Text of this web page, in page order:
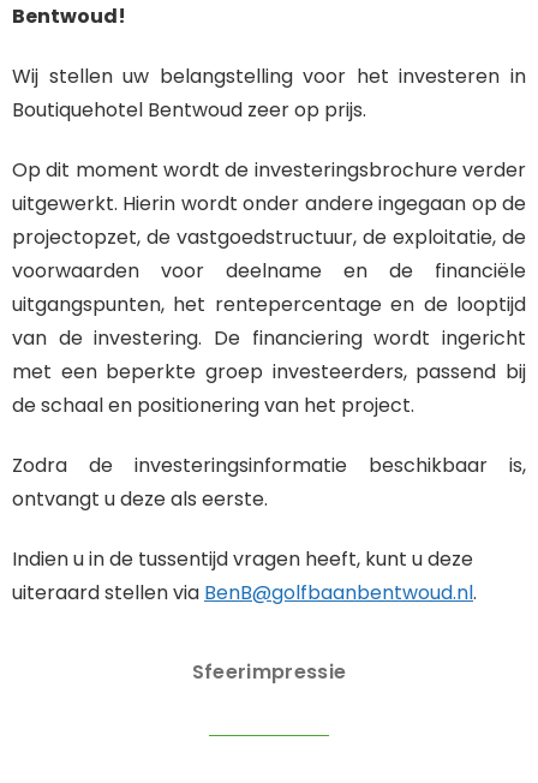
Bentwoud!
Wij stellen uw belangstelling voor het investeren in
Boutiquehotel Bentwoud zeer op prijs.
Op dit moment wordt de investeringsbrochure verder
uitgewerkt. Hierin wordt onder andere ingegaan op de
projectopzet, de vastgoedstructuur, de exploitatie, de
voorwaarden voor deelname en de financiële
uitgangspunten, het rentepercentage en de looptijd
van de investering. De financiering wordt ingericht
met een beperkte groep investeerders, passend bij
de schaal en positionering van het project.
Zodra de investeringsinformatie beschikbaar is,
ontvangt u deze als eerste.
Indien u in de tussentijd vragen heeft, kunt u deze
uiteraard stellen via BenB@golfbaanbentwoud.nl.
Sfeerimpressie